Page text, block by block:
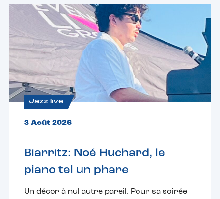
Jazz live
3 Août 2026
Biarritz: Noé Huchard, le
piano tel un phare
Un décor à nul autre pareil. Pour sa soirée